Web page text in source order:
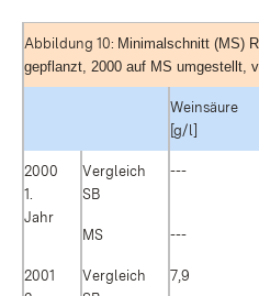
Abbildung 10: Minimalschnitt (MS)
gepflanzt, 2000 auf MS umgestellt,
Weinsäure
[g/l]
2000
1.
Jahr
Vergleich
SB
---
MS ---
2001
Vergleich
7,9